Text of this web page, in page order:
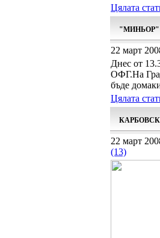
Цялата
"МИНЬОР"
22 март
Днес от
ОФГ.На
бъде
Цялата
22 март
(13)